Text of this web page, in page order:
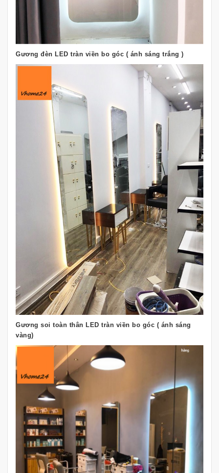
Gương đèn LED tràn viền bo góc ( ánh sáng trắng )
Gương soi toàn thân LED tràn viền bo góc ( ánh sáng
vàng)